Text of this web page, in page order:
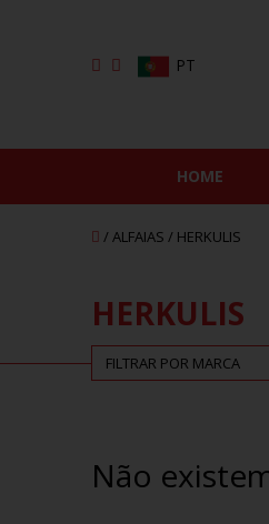
PT
HOME
/ ALFAIAS / HERKULIS
HERKULIS
FILTRAR POR MARCA
Não